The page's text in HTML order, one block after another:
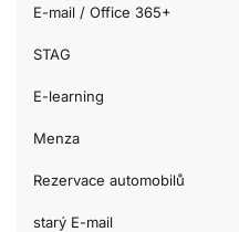
E-mail / Office 365+
STAG
E-learning
Menza
Rezervace automobilů
starý E-mail